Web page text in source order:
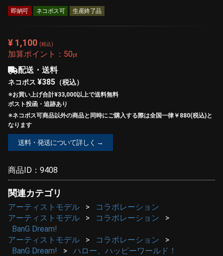
即納可 ネコポス可 生産終了品
¥ 1,100 (税込)
加算ポイント： 50pt
配送・送料
ネコポス ¥385 （税込）
※お買い上げ合計¥33,000以上で送料無料
ポスト投函・追跡あり
※ネコポス可商品以外の商品と同時にご購入する際は全国一律￥880(税込)と
なります
送料・発送について詳しく →
商品ID： 9408
関連カテゴリ
アーティストモデル
コラボレーション
アーティストモデル
コラボレーション
BanG Dream!
アーティストモデル
コラボレーション
BanG Dream!
ハロー、ハッピーワールド！